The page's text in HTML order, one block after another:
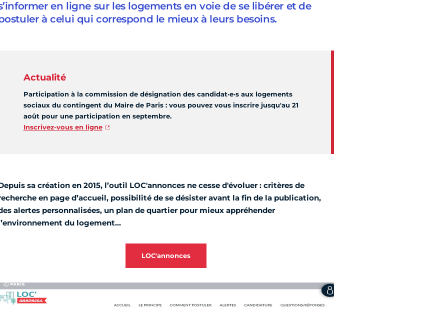
en ligne sur les logements en voie de se libérer et de
à celui qui correspond le mieux à leurs besoins.
Actualité
Participation à la commission de désignation des candidat·e·s aux logements
sociaux du contingent du Maire de Paris : vous pouvez vous inscrire jusqu'au 21
août pour une participation en septembre.
Inscrivez-vous en ligne
sa création en 2015, l’outil LOC'annonces ne cesse d'évoluer : critères de
en page d’accueil, possibilité de se désister avant la fin de la publication,
alertes personnalisées, un plan de quartier pour mieux appréhender
du logement…
LOC'annonces